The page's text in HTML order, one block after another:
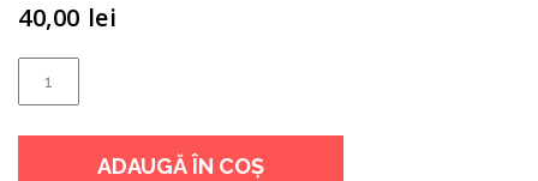
40,00 lei
Cantitate
FILTRU
ULEI
LOMBARDINIADAUGĂ ÎN COȘ